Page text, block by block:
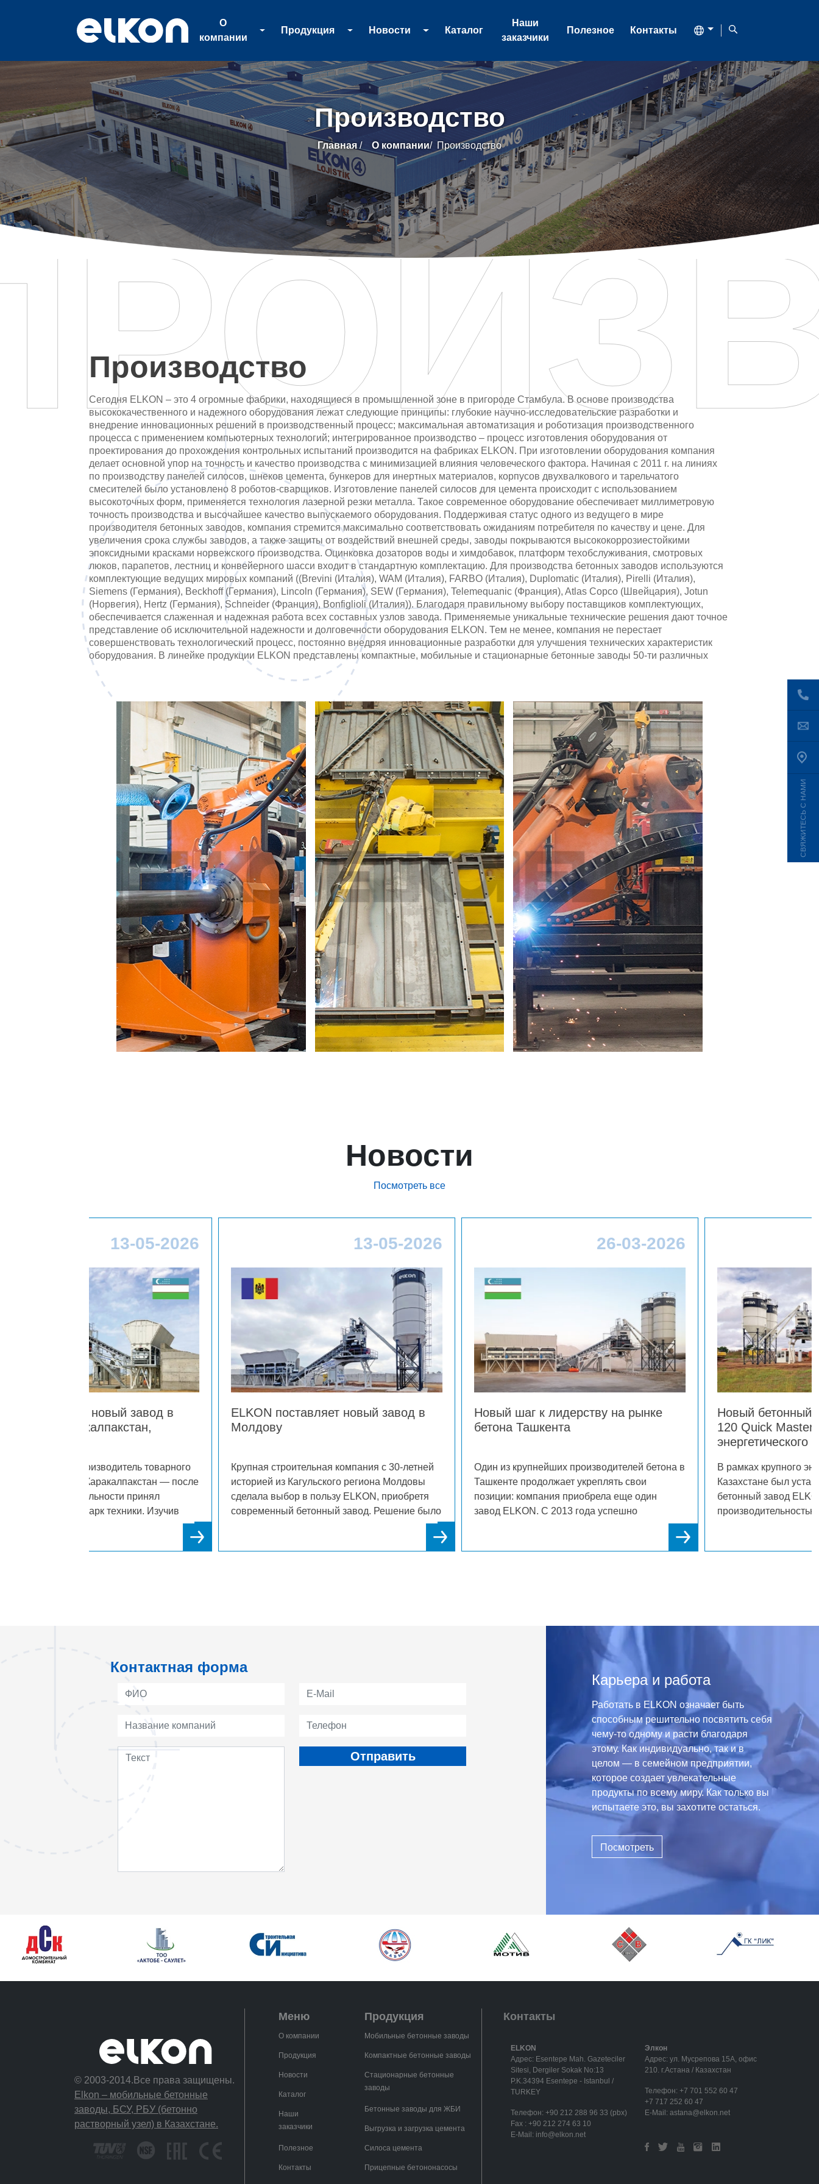
О
компании
Продукция
Новости
Каталог
О
компании
Продукция Новости Каталог
Наши
заказчики
Полезное Контакты
Производство
Главная/ О компании/ Производство
Производство
Сегодня ELKON – это 4 огромные фабрики, находящиеся в промышленной зоне в пригороде Стамбула. В основе производства
высококачественного и надежного оборудования лежат следующие принципы: глубокие научно-исследовательские разработки и
внедрение инновационных решений в производственный процесс; максимальная автоматизация и роботизация производственного
процесса с применением компьютерных технологий; интегрированное производство – процесс изготовления оборудования от
проектирования до прохождения контрольных испытаний производится на фабриках ELKON. При изготовлении оборудования компания
делает основной упор на точность и качество производства с минимизацией влияния человеческого фактора. Начиная с 2011 г. на линиях
по производству панелей силосов, шнеков цемента, бункеров для инертных материалов, корпусов двухвалкового и тарельчатого
смесителей было установлено 8 роботов-сварщиков. Изготовление панелей силосов для цемента происходит с использованием
высокоточных форм, применяется технология лазерной резки металла. Такое современное оборудование обеспечивает миллиметровую
точность производства и высочайшее качество выпускаемого оборудования. Поддерживая статус одного из ведущего в мире
производителя бетонных заводов, компания стремится максимально соответствовать ожиданиям потребителя по качеству и цене. Для
увеличения срока службы заводов, а также защиты от воздействий внешней среды, заводы покрываются высококоррозиестойкими
эпоксидными красками норвежского производства. Оцинковка дозаторов воды и химдобавок, платформ техобслуживания, смотровых
люков, парапетов, лестниц и конвейерного шасси входит в стандартную комплектацию. Для производства бетонных заводов используются
комплектующие ведущих мировых компаний ((Brevini (Италия), WAM (Италия), FARBO (Италия), Duplomatic (Италия), Pirelli (Италия),
Siemens (Германия), Beckhoff (Германия), Lincoln (Германия), SEW (Германия), Telemequanic (Франция), Atlas Copco (Швейцария), Jotun
(Норвегия), Hertz (Германия), Schneider (Франция), Bonfiglioli (Италия)). Благодаря правильному выбору поставщиков комплектующих,
обеспечивается слаженная и надежная работа всех составных узлов завода. Применяемые уникальные технические решения дают точное
представление об исключительной надежности и долговечности оборудования ELKON. Тем не менее, компания не перестает
совершенствовать технологический процесс, постоянно внедряя инновационные разработки для улучшения технических характеристик
оборудования. В линейке продукции ELKON представлены компактные, мобильные и стационарные бетонные заводы 50-ти различных
моделей и прицепные бетононасосы двух моделей, 300 и 500-тонные силоса для хранения цемента, системы выгрузки цемента из ж/д
хопперов, системы растарки и пневмоподачи цемента и сухих смесей из биг-бэгов, системы повторной переработки бетона. 40-летний опыт
в области разработки и изготовления оборудования для производства бетона позволяет компании ELKON быть крайне успешной на этом
Новости
Посмотреть все
ELKON поставляет новый завод в
Молдову
Крупная строительная компания с 30-летней
историей из Кагульского региона Молдовы
сделала выбор в пользу ELKON, приобретя
современный бетонный завод. Решение было
принято после многочисленных
положительных отзывов от коллег по отрасли,
что еще раз подтвердило репутацию бренда
Новый шаг к лидерству на рынке
Один из крупнейших производителей бетона в
Ташкенте продолжает укреплять свои
позиции: компания приобрела еще один
завод ELKON. С 2013 года успешно
эксплуатируя ELKOMIX-120 Quick Master,
Новый бетонный завод ELKOMIX-
энергетического проекта в
В рамках крупного энергетического проекта в
Казахстане был установлен современный
бетонный завод ELKOMIX-120 Quick Master
производительностью до 90 м³/ч уплотненного
бетона. Комплектация завода включает
двухвалковый смеситель объемом 3000/2000
л, четыре бункера для инертных материалов
Контактная форма
Карьера и работа
Работать в ELKON означает быть
способным решительно посвятить себя
чему-то одному и расти благодаря
этому. Как индивидуально, так и в
целом — в семейном предприятии,
которое создает увлекательные
продукты по всему миру. Как только вы
испытаете это, вы захотите остаться.
Посмотреть
© 2003-2014.Все права защищены.
Elkon – мобильные бетонные
заводы, БСУ, РБУ (бетонно
растворный узел) в Казахстане.
Меню
О компании
Продукция
Новости
Каталог
Наши
заказчики
Полезное
Контакты
Продукция
Мобильные бетонные заводы
Компактные бетонные заводы
Стационарные бетонные
заводы
Бетонные заводы для ЖБИ
Выгрузка и загрузка цемента
Силоса цемента
Прицепные бетононасосы
Контакты
ELKON
Адрес: Esentepe Mah. Gazeteciler
Sitesi, Dergiler Sokak No:13
P.K.34394 Esentepe - Istanbul /
TURKEY
Телефон:+90 212 288 96 33 (pbx)
Fax :+90 212 274 63 10
E-Mail: info@elkon.net
Элкон
Адрес: ул. Мусрепова 15А, офис
210. г.Астана / Казахстан
Телефон:+7 701 552 60 47
+7 717 252 60 47
E-Mail:astana@elkon.net
СВЯЖИТЕСЬ С НАМИ